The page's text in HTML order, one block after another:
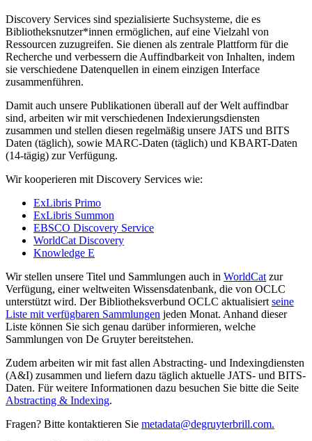
Discovery Services sind spezialisierte Suchsysteme, die es
Bibliotheksnutzer*innen ermöglichen, auf eine Vielzahl von
Ressourcen zuzugreifen. Sie dienen als zentrale Plattform für die
Recherche und verbessern die Auffindbarkeit von Inhalten, indem
sie verschiedene Datenquellen in einem einzigen Interface
zusammenführen.
Damit auch unsere Publikationen überall auf der Welt auffindbar
sind, arbeiten wir mit verschiedenen Indexierungsdiensten
zusammen und stellen diesen regelmäßig unsere JATS und BITS
Daten (täglich), sowie MARC-Daten (täglich) und KBART-Daten
(14-tägig) zur Verfügung.
Wir kooperieren mit Discovery Services wie:
ExLibris Primo
ExLibris Summon
EBSCO Discovery Service
WorldCat Discovery
Knowledge E
Wir stellen unsere Titel und Sammlungen auch in WorldCatzur
Verfügung, einer weltweiten Wissensdatenbank, die von OCLC
unterstützt wird. Der Bibliotheksverbund OCLC aktualisiertseine
Liste mit verfügbaren Sammlungen jeden Monat. Anhand dieser
Liste können Sie sich genau darüber informieren, welche
Sammlungen von De Gruyter bereitstehen.
Zudem arbeiten wir mit fast allen Abstracting- und Indexingdiensten
(A&I) zusammen und liefern dazu täglich aktuelle JATS- und BITS-
Daten. Für weitere Informationen dazu besuchen Sie bitte die Seite
Abstracting & Indexing.
Fragen? Bitte kontaktieren Sie metadata@degruyterbrill.com.